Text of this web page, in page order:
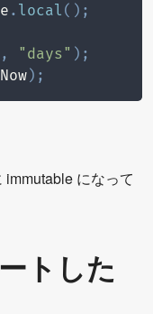
. local ( ) ;
, "days" ) ;
) ;
になって
トした